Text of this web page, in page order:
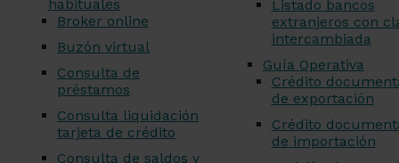
habituales
Broker online
Buzón virtual
Consulta de
préstamos
Consulta liquidación
tarjeta de crédito
Consulta de saldos y
Listado bancos
extranjeros con
intercambiada
Guía Operativa
Crédito
de exportación
Crédito
de importación